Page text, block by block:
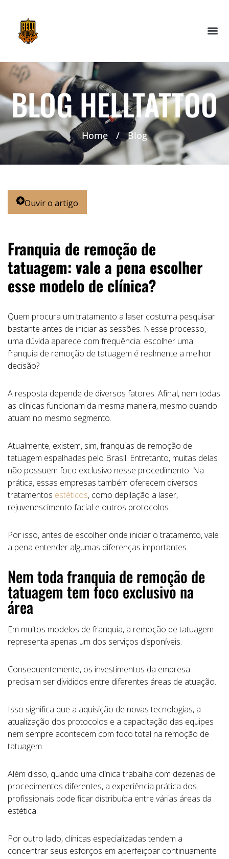
BLOG HELLTATTOO
Home / Blog
Ouvir o artigo
Franquia de remoção de
tatuagem: vale a pena escolher
esse modelo de clínica?
Quem procura um tratamento a laser costuma pesquisar
bastante antes de iniciar as sessões. Nesse processo,
uma dúvida aparece com frequência: escolher uma
franquia de remoção de tatuagem é realmente a melhor
decisão?
A resposta depende de diversos fatores. Afinal, nem todas
as clínicas funcionam da mesma maneira, mesmo quando
atuam no mesmo segmento.
Atualmente, existem, sim, franquias de remoção de
tatuagem espalhadas pelo Brasil. Entretanto, muitas delas
não possuem foco exclusivo nesse procedimento. Na
prática, essas empresas também oferecem diversos
tratamentos estéticos, como depilação a laser,
rejuvenescimento facial e outros protocolos.
Por isso, antes de escolher onde iniciar o tratamento, vale
a pena entender algumas diferenças importantes.
Nem toda franquia de remoção de
tatuagem tem foco exclusivo na
área
Em muitos modelos de franquia, a remoção de tatuagem
representa apenas um dos serviços disponíveis.
Consequentemente, os investimentos da empresa
precisam ser divididos entre diferentes áreas de atuação.
Isso significa que a aquisição de novas tecnologias, a
atualização dos protocolos e a capacitação das equipes
nem sempre acontecem com foco total na remoção de
tatuagem.
Além disso, quando uma clínica trabalha com dezenas de
procedimentos diferentes, a experiência prática dos
profissionais pode ficar distribuída entre várias áreas da
estética.
Por outro lado, clínicas especializadas tendem a
concentrar seus esforços em aperfeiçoar continuamente